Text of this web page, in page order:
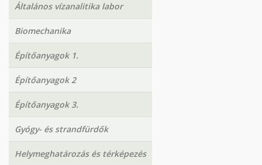
Általános vízanalitika labor
Biomechanika
Építőanyagok 1.
Építőanyagok 2
Építőanyagok 3.
Gyógy- és strandfürdők
Helymeghatározás és térképezés